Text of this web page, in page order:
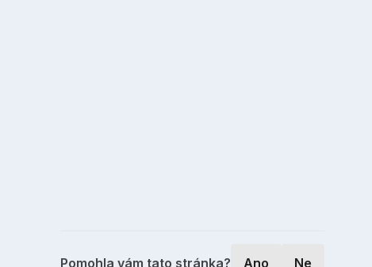
Pomohla vám tato stránka? Ano Ne